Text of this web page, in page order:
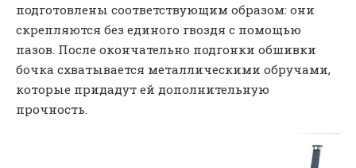
подготовлены соответствующим образом: они
скрепляются без единого гвоздя с помощью
пазов. После окончательно подгонки обшивки
бочка схватывается металлическими обручами,
которые придадут ей дополнительную
прочность.